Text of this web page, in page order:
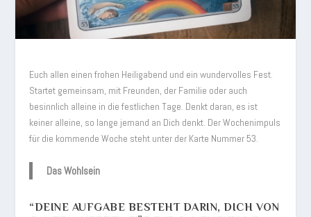
Euch allen einen frohen Heiligabend und ein wundervolles Fest.
Startet gemeinsam, mit Freunden, der Familie oder auch
besinnlich alleine in die festlichen Tage. Denkt daran, es ist
keiner alleine, so lange jemand an Dich denkt. Der Wochenimpuls
für die kommende Woche steht unter der Karte Nummer 53.
Das Wohlsein
“DEINE AUFGABE BESTEHT DARIN, DICH VON